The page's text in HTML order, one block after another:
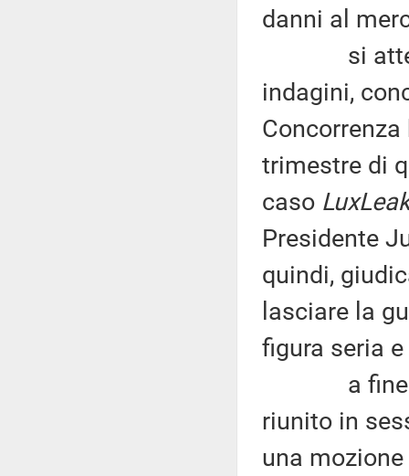
danni al
si
indagini,
trimestre di
caso
Presidente
quindi,
lasciare la
figura seria
a fine
riunito in
una